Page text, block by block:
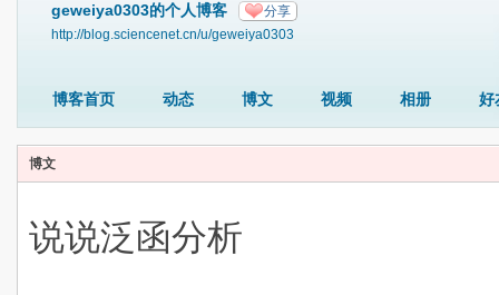
geweiya0303的个人博客 分享
http://blog.sciencenet.cn/u/geweiya0303
博客首页 动态 博文 视频 相册 好
博文
说说泛函分析